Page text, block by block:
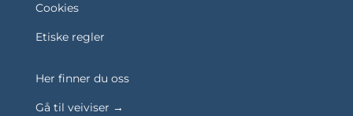
Cookies
Etiske regler
Her finner du oss
Gå til veiviser →